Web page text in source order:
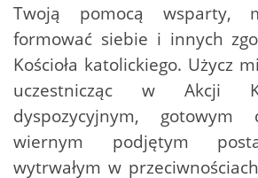
Twoją pomocą wsparty,
formować siebie i innych
Kościoła katolickiego. Użycz
uczestnicząc w Akcji
dyspozycyjnym, gotowym
wiernym podjętym
wytrwałym w